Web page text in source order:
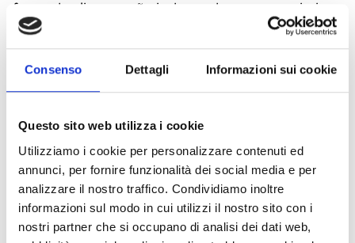
Consenso Dettagli Informazioni sui cookie
Questo sito web utilizza i cookie
Utilizziamo i cookie per personalizzare contenuti ed
annunci, per fornire funzionalità dei social media e per
analizzare il nostro traffico. Condividiamo inoltre
informazioni sul modo in cui utilizzi il nostro sito con i
nostri partner che si occupano di analisi dei dati web,
fonte de alimentação independente para otimizar
a infraestrutura do sistema de áudio.